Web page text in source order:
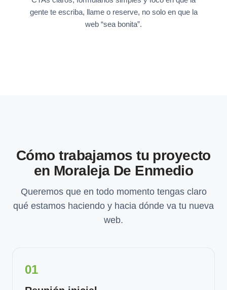
gente te escriba, llame o reserve, no solo en que la
web “sea bonita”.
Cómo trabajamos tu proyecto
en Moraleja De Enmedio
Queremos que en todo momento tengas claro
qué estamos haciendo y hacia dónde va tu nueva
web.
01